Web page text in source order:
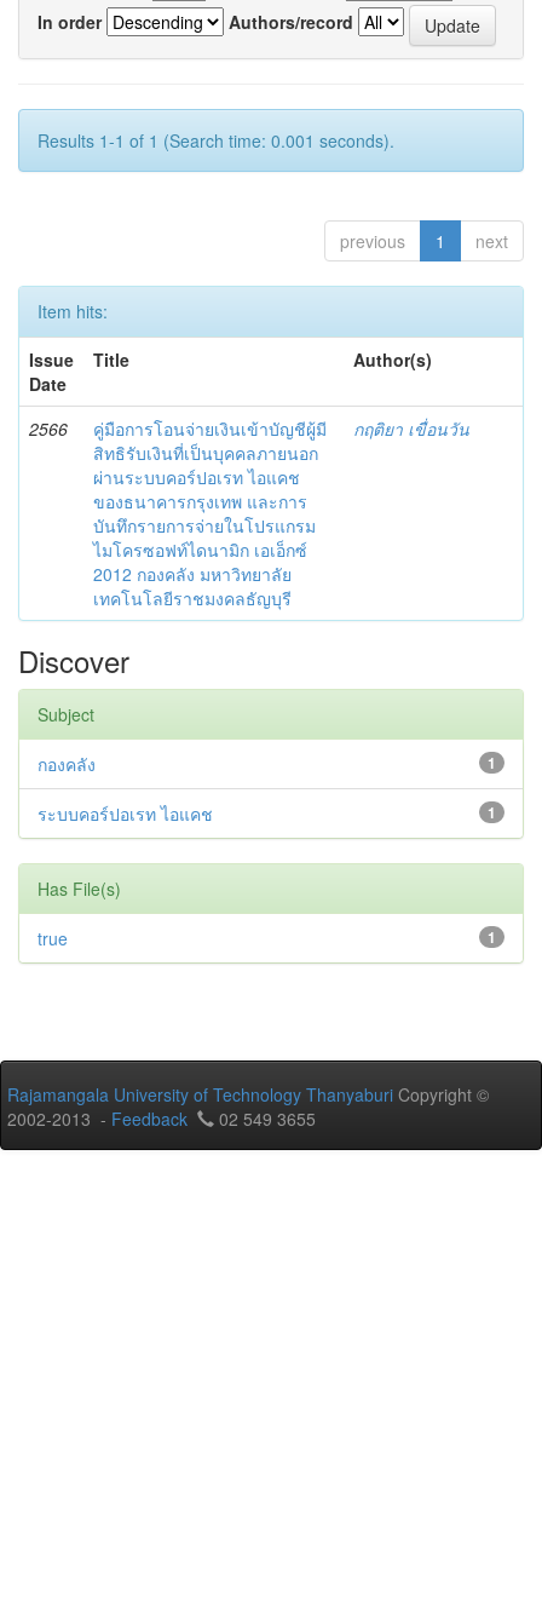
In order
Authors/record
Results 1-1 of 1 (Search time: 0.001 seconds).
previous 1 next
Item hits:
Issue
Date
Title Author(s)
2566
คู่มือการโอนจ่ายเงินเข้าบัญชีผู้มี
สิทธิรับเงินที่เป็นบุคคลภายนอก
ผ่านระบบคอร์ปอเรท ไอแคช
ของธนาคารกรุงเทพ และการ
บันทึกรายการจ่ายในโปรแกรม
ไมโครซอฟท์ไดนามิก เอเอ็กซ์
2012 กองคลัง มหาวิทยาลัย
เทคโนโลยีราชมงคลธัญบุรี
กฤติยา เขื่อนวัน
Discover
Subject
1
กองคลัง
1
ระบบคอร์ปอเรท ไอแคช
Has File(s)
1
true
Rajamangala University of Technology Thanyaburi Copyright ©
2002-2013 - Feedback 02 549 3655